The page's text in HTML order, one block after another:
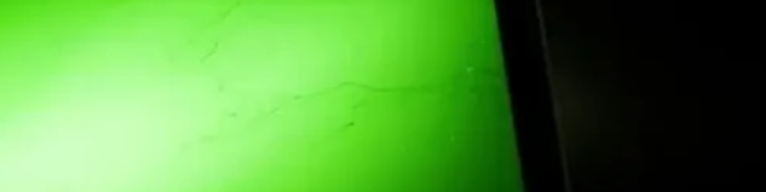
How to Download YouTube
Shorts to Your Computer:
Complete Guide
Plataformas para
Gerenciamento de